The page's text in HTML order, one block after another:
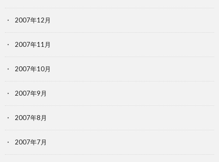
2007年12月
2007年11月
2007年10月
2007年9月
2007年8月
2007年7月